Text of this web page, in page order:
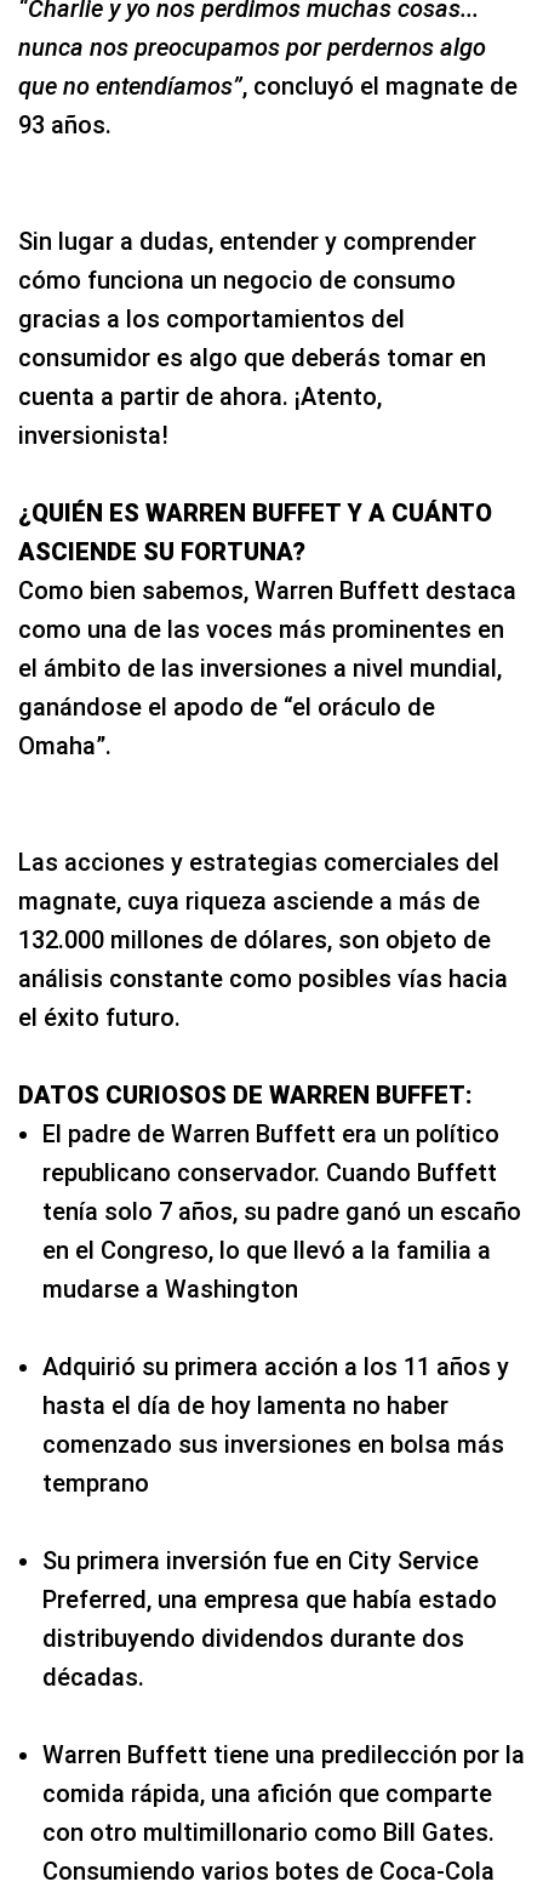
“Charlie y yo nos perdimos muchas cosas...
nunca nos preocupamos por perdernos algo
que no entendíamos”, concluyó el magnate de
93 años.
Sin lugar a dudas, entender y comprender
cómo funciona un negocio de consumo
gracias a los comportamientos del
consumidor es algo que deberás tomar en
cuenta a partir de ahora. ¡Atento,
inversionista!
¿QUIÉN ES WARREN BUFFET Y A CUÁNTO
ASCIENDE SU FORTUNA?
Como bien sabemos, Warren Buffett destaca
como una de las voces más prominentes en
el ámbito de las inversiones a nivel mundial,
ganándose el apodo de “el oráculo de
Omaha”.
Las acciones y estrategias comerciales del
magnate, cuya riqueza asciende a más de
132.000 millones de dólares, son objeto de
análisis constante como posibles vías hacia
el éxito futuro.
DATOS CURIOSOS DE WARREN BUFFET:
El padre de Warren Buffett era un político
republicano conservador. Cuando Buffett
tenía solo 7 años, su padre ganó un escaño
en el Congreso, lo que llevó a la familia a
mudarse a Washington
Adquirió su primera acción a los 11 años y
hasta el día de hoy lamenta no haber
comenzado sus inversiones en bolsa más
temprano
Su primera inversión fue en City Service
Preferred, una empresa que había estado
distribuyendo dividendos durante dos
décadas.
Warren Buffett tiene una predilección por la
comida rápida, una afición que comparte
con otro multimillonario como Bill Gates.
Consumiendo varios botes de Coca-Cola